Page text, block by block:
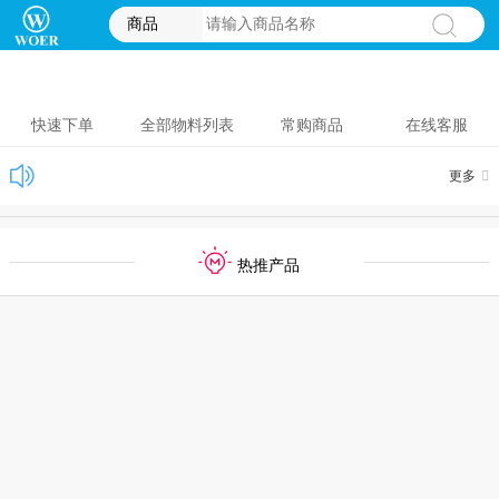
商品
快速下单 全部物料列表 常购商品 在线客服
更多
热推产品